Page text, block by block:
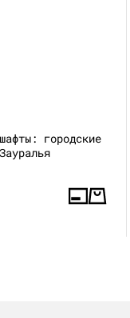
городские